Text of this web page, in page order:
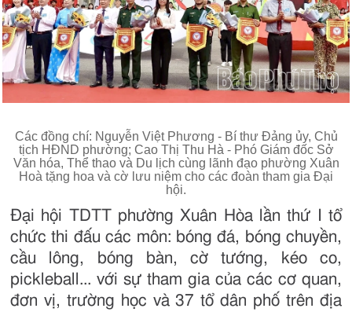
Các đồng chí: Nguyễn Việt Phương - Bí thư Đảng ủy, Chủ
tịch HĐND phường; Cao Thị Thu Hà - Phó Giám đốc Sở
Văn hóa, Thể thao và Du lịch cùng lãnh đạo phường Xuân
Hoà tặng hoa và cờ lưu niệm cho các đoàn tham gia Đại
hội.
Đại hội TDTT phường Xuân Hòa lần thứ I tổ
chức thi đấu các môn: bóng đá, bóng chuyền,
cầu lông, bóng bàn, cờ tướng, kéo co,
pickleball... với sự tham gia của các cơ quan,
đơn vị, trường học và 37 tổ dân phố trên địa